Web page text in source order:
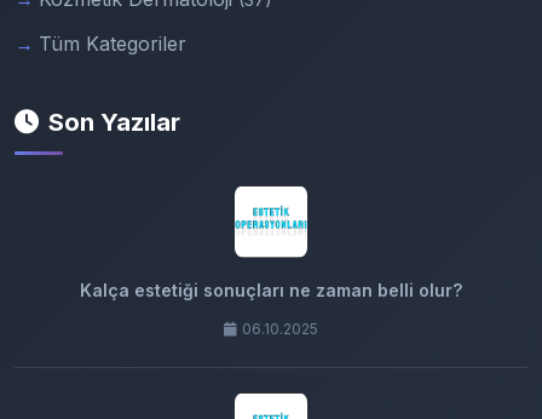
Tüm Kategoriler
Son Yazılar
Kalça estetiği sonuçları ne zaman belli olur?
06.10.2025